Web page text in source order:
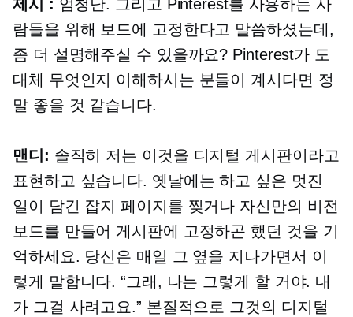
제시 : 엄청난. 그리고 Pinterest를 사용하는 사
람들을 위해 보드에 고정한다고 말씀하셨는데,
좀 더 설명해주실 수 있을까요? Pinterest가 도
대체 ​​무엇인지 이해하시는 분들이 계시다면 정
말 좋을 것 같습니다.
맨디: 솔직히 저는 이것을 디지털 게시판이라고
표현하고 싶습니다. 옛날에는 하고 싶은 멋진
일이 담긴 잡지 페이지를 찢거나 자신만의 비전
보드를 만들어 게시판에 고정하곤 했던 것을 기
억하세요. 당신은 매일 그 옆을 지나가면서 이
렇게 말합니다. “그래, 나는 그렇게 할 거야. 내
가 그걸 사려고요.” 본질적으로 그것의 디지털